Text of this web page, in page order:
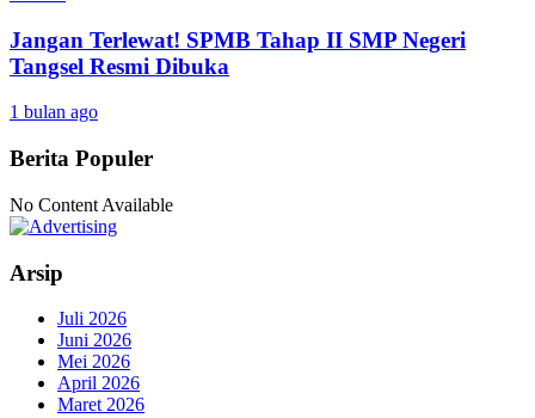
Jangan Terlewat! SPMB Tahap II SMP Negeri
Tangsel Resmi Dibuka
1 bulan ago
Berita Populer
No Content Available
Arsip
Juli 2026
Juni 2026
Mei 2026
April 2026
Maret 2026